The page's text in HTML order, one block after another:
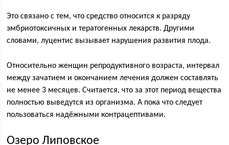
Это связано с тем, что средство относится к разряду
эмбриотоксичных и тератогенных лекарств. Другими
словами, луцентис вызывает нарушения развития плода.
Относительно женщин репродуктивного возраста, интервал
между зачатием и окончанием лечения должен составлять
не менее 3 месяцев. Считается, что за этот период вещества
полностью выведутся из организма. А пока что следует
пользоваться надёжными контрацептивами.
Озеро Липовское